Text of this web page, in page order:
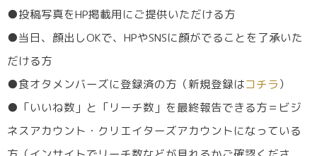
●投稿写真をHP掲載用にご提供いただける方
●当日、顔出しOKで、HPやSNSに顔がでることを了承いた
だける方
●食オタメンバーズに登録済の方（新規登録はコチラ）
●「いいね数」と「リーチ数」を最終報告できる方＝ビジ
ネスアカウント・クリエイターズアカウントになっている